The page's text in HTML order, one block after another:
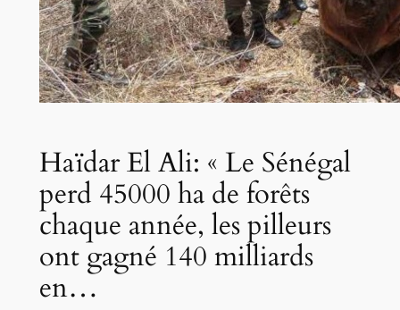
Haïdar El Ali: « Le Sénégal
perd 45000 ha de forêts
chaque année, les pilleurs
ont gagné 140 milliards
en…